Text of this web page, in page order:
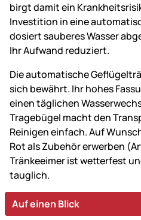
birgt damit ein
Investition in eine
dosiert sauberes Wasser
Ihr Aufwand reduziert.
Die automatische
sich bewährt. Ihr hohes
einen täglichen
Tragebügel macht den
Reinigen einfach. Auf
Rot als Zubehör erwerben
Tränkeeimer ist wetterfest
tauglich.
Auf einen Blick